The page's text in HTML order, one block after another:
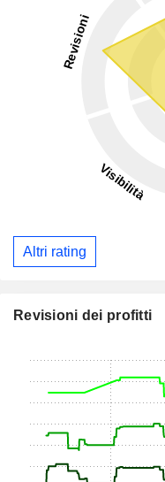
Altri rating
Revisioni dei profitti